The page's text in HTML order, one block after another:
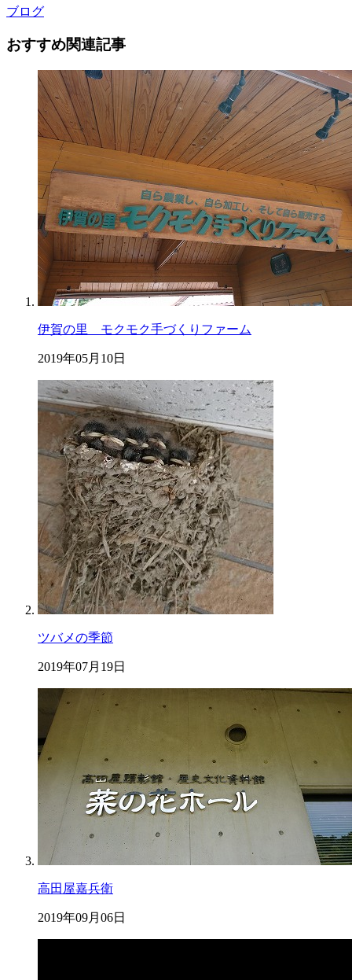
ブログ
おすすめ関連記事
伊賀の里 モクモク手づくりファーム
2019年05月10日
ツバメの季節
2019年07月19日
高田屋嘉兵衛
2019年09月06日